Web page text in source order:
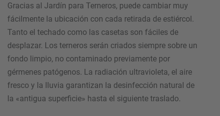
Gracias al Jardín para Terneros, puede cambiar muy
fácilmente la ubicación con cada retirada de estiércol.
Tanto el techado como las casetas son fáciles de
desplazar. Los terneros serán criados siempre sobre un
fondo limpio, no contaminado previamente por
gérmenes patógenos. La radiación ultravioleta, el aire
fresco y la lluvia garantizan la desinfección natural de
la «antigua superficie» hasta el siguiente traslado.